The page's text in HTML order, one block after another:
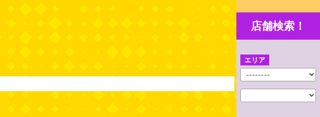
店舗検索！
エリア